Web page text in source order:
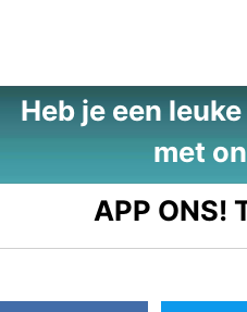
Heb je een
met
APP ONS!